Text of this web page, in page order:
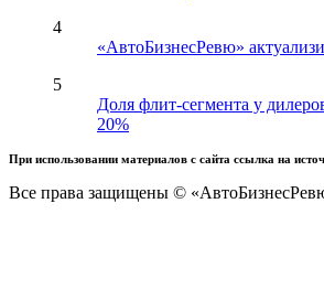
4
«АвтоБизнесРевю»
5
Доля флит-сегмента у
20%
При использовании материалов с сайта ссылка на
Все права защищены ©